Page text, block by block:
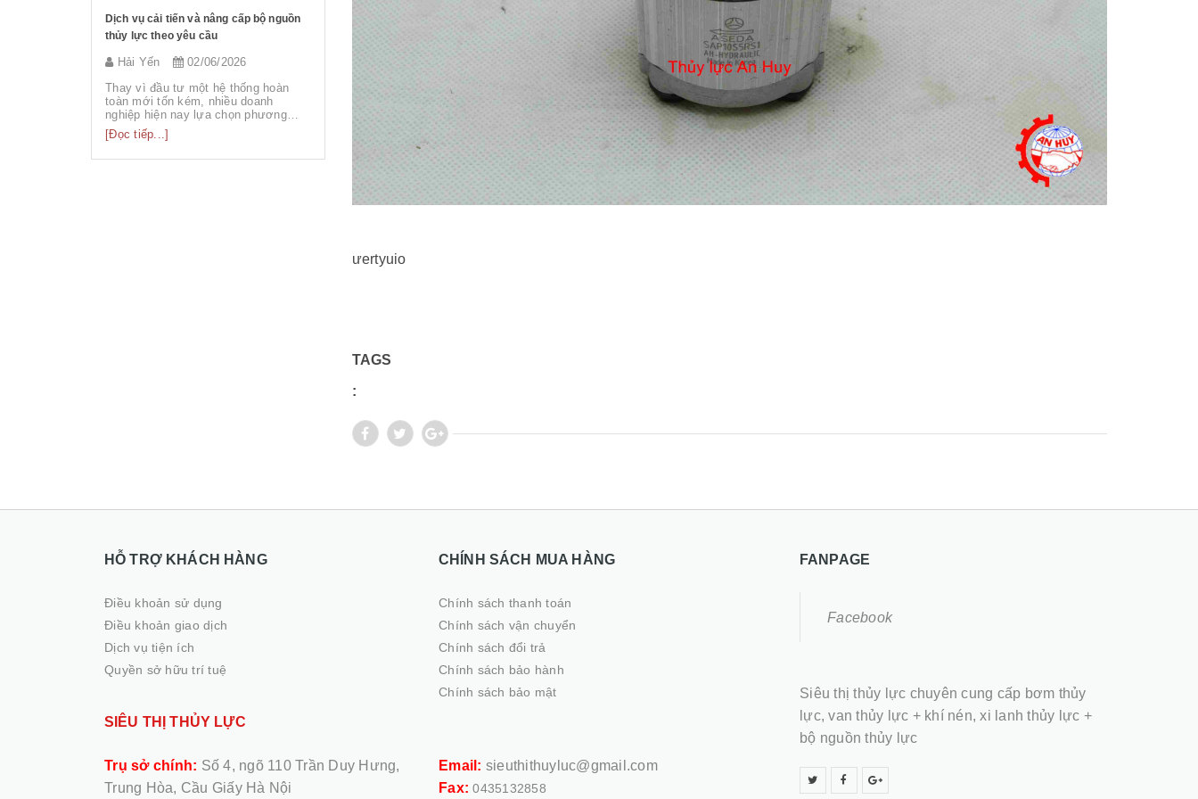
ưertyuio
TAGS
:
Dịch vụ cải tiến và nâng cấp bộ nguồn
thủy lực theo yêu cầu
Hải Yến
02/06/2026
Thay vì đầu tư một hệ thống hoàn
toàn mới tốn kém, nhiều doanh
nghiệp hiện nay lựa chọn phương
án...
[Đọc tiếp...]
Siêu Thị Thủy Lực bàn giao Bộ Vượt
Tốc dùng trong nhà máy thủy điện Thác
Mơ
sieuthithuyluc
01/04/2023
Tuần vừa qua, Siêu Thị Thủy Lực đã
bàn giao thành công Bộ vượt tốc
được sử dụng trong nhà máy thủ...
[Đọc tiếp...]
HỖ TRỢ KHÁCH HÀNG
Điều khoản sử dụng
Điều khoản giao dịch
Dịch vụ tiện ích
Quyền sở hữu trí tuệ
CHÍNH SÁCH MUA HÀNG
Chính sách thanh toán
Chính sách vận chuyển
Chính sách đổi trả
Chính sách bảo hành
Chính sách bảo mật
SIÊU THỊ THỦY LỰC
Trụ sở chính: Số 4, ngõ 110 Trần Duy Hưng,
Trung Hòa, Cầu Giấy Hà Nội
Email: sieuthithuyluc@gmail.com
Fax:0435132858
FANPAGE
Facebook
Siêu thị thủy lực chuyên cung cấp bơm thủy
lực, van thủy lực + khí nén, xi lanh thủy lực +
bộ nguồn thủy lực